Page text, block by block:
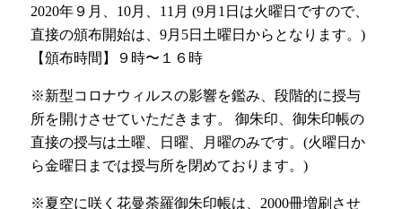
2020年９月、10月、11月 (9月1日は火曜日ですので、
直接の頒布開始は、9月5日土曜日からとなります。)
【頒布時間】９時〜１６時 ㅤㅤㅤㅤㅤㅤㅤㅤㅤㅤㅤ
※新型コロナウィルスの影響を鑑み、段階的に授与
所を開けさせていただきます。 御朱印、御朱印帳の
直接の授与は土曜、日曜、月曜のみです。(火曜日か
ら金曜日までは授与所を閉めております。) ㅤㅤㅤㅤㅤㅤㅤㅤㅤㅤㅤㅤㅤㅤㅤㅤㅤㅤㅤ ㅤㅤㅤㅤㅤㅤㅤㅤㅤㅤ
ㅤ※夏空に咲く花曼荼羅御朱印帳は、2000冊増刷させ